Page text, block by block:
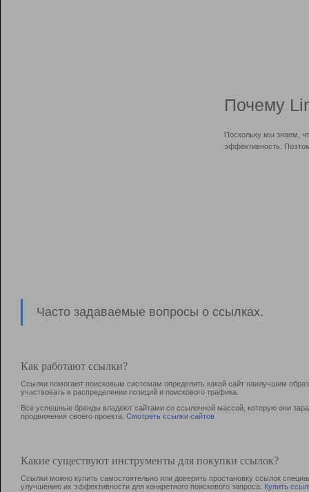
Почему
Поскольку мы знаем,
эффективность.
Часто задаваемые вопросы о ссылках.
Как работают ссылки?
Ссылки помогают поисковым системам определить какой сайт наилучшим
участвовать в раcпределении позиций и поискового трафика.
Все успешные бренды владеют сайтами со ссылочной массой, которую они
продвижения своего проекта. Смотреть ссылки сайтов
Какие существуют инструменты для покупки ссылок?
Ссылки можно купить самостоятельно или доверить простановку ссылок
улучшению их эффективности для конкретного поискового запроса. Купить